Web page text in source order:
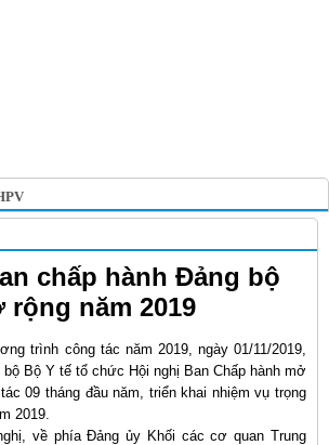
chấp hành Đảng bộ
rộng năm 2019
trình công tác năm 2019, ngày 01/11/2019,
bộ Bộ Y tế tổ chức Hội nghị Ban Chấp hành mở
09 tháng đầu năm, triển khai nhiệm vụ trọng
2019.
về phía Đảng ủy Khối các cơ quan Trung